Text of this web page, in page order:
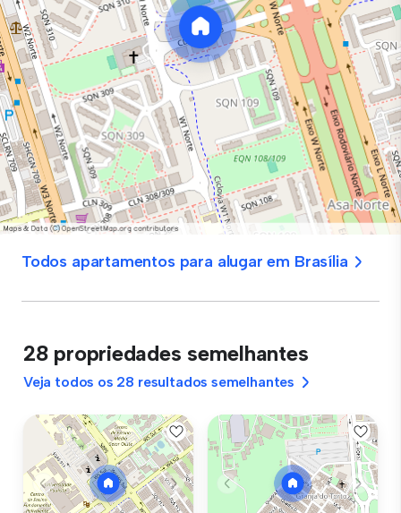
Todos apartamentos para alugar em Brasília
28 propriedades semelhantes
Veja todos os 28 resultados semelhantes